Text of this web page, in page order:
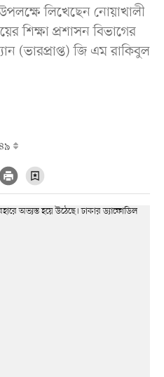
লিখেছেন নোয়াখালী
শিক্ষা প্রশাসন বিভাগের
(ভারপ্রাপ্ত) জি এম রাকিবুল